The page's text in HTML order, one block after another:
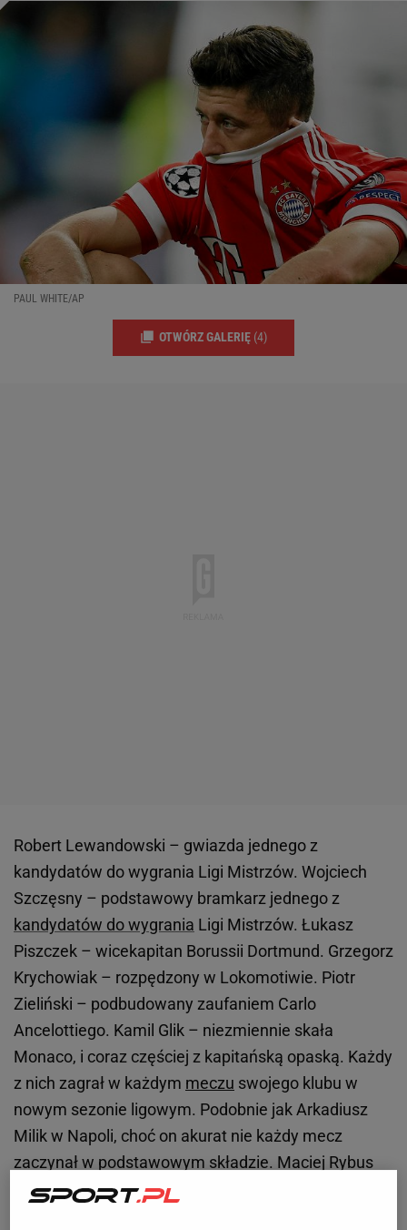
PAUL WHITE/AP
OTWÓRZ GALERIĘ (4)
Robert Lewandowski – gwiazda jednego z
kandydatów do wygrania Ligi Mistrzów. Wojciech
Szczęsny – podstawowy bramkarz jednego z
kandydatów do wygrania Ligi Mistrzów. Łukasz
Piszczek – wicekapitan Borussii Dortmund. Grzegorz
Krychowiak – rozpędzony w Lokomotiwie. Piotr
Zieliński – podbudowany zaufaniem Carlo
Ancelottiego. Kamil Glik – niezmiennie skała
Monaco, i coraz częściej z kapitańską opaską. Każdy
z nich zagrał w każdym meczu swojego klubu w
nowym sezonie ligowym. Podobnie jak Arkadiusz
Milik w Napoli, choć on akurat nie każdy mecz
zaczynał w podstawowym składzie. Maciej Rybus
wypadał ze składu Lokomotiwu tylko przez